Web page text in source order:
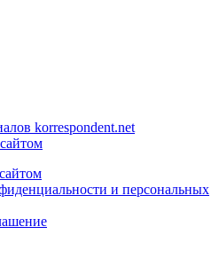
korrespondent.net
и персональных